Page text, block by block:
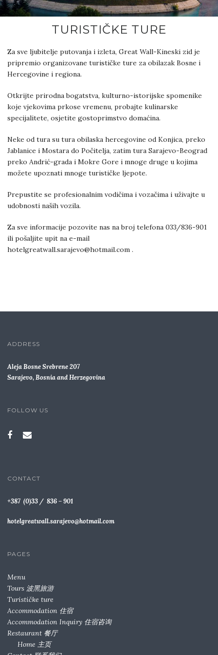
TURISTIČKE TURE
Za sve ljubitelje putovanja i izleta, Great Wall-Kineski zid je
pripremio organizovane turističke ture za obilazak Bosne i
Hercegovine i regiona.
Otkrijte prirodna bogatstva, kulturno-istorijske spomenike
koje vjekovima prkose vremenu, probajte kulinarske
specijalitete, osjetite gostoprimstvo domaćina.
Neke od tura su tura obilaska hercegovine od Konjica, preko
Jablanice i Mostara do Počitelja, zatim tura Sarajevo-Beograd
preko Andrić-grada i Mokre Gore i mnoge druge u kojima
možete upoznati mnoge turističke ljepote.
Prepustite se profesionalnim vodičima i vozačima i uživajte u
udobnosti naših vozila.
Za sve informacije pozovite nas na broj telefona 033/836-901
ili pošaljite upit na e-mail
hotelgreatwall.sarajevo@hotmail.com .
ADDRESS
Aleja Bosne Srebrene 207
Sarajevo, Bosnia and Herzegovina
FOLLOW US
CONTACT
+387 (0)33 / 836 – 901
hotelgreatwall.sarajevo@hotmail.com
PAGES
Menu
Tours 波黑旅游
Turističke ture
Accommodation 住宿
Accommodation Inquiry 住宿咨询
Restaurant 餐厅
Home 主页